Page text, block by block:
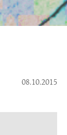
08.10.2015